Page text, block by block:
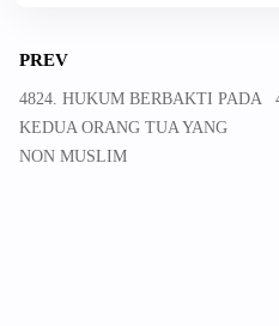
PREV
4824. HUKUM BERBAKTI PADA
KEDUA ORANG TUA YANG
NON MUSLIM